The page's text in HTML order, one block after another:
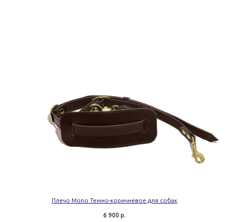
Плечо Mono Темно-коричневое для собак
6 900 р.